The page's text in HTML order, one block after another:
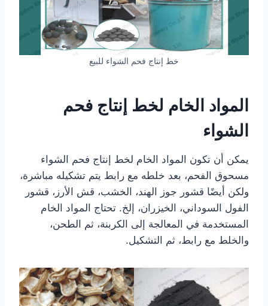
خط إنتاج فحم الشواء للبيع
المواد الخام لخط إنتاج فحم
الشواء
يمكن أن تكون المواد الخام لخط إنتاج فحم الشواء
مسحوق الفحم، بعد خلطه مع رابط يتم تشكيله مباشرة،
ولكن أيضًا قشور جوز الهند، الخشب، قش الأرز، قشور
الفول السوداني، الخيزران، إلخ. تحتاج المواد الخام
المستخدمة في المعالجة إلى الكربنة، ثم الطحن،
والخلط مع رابط، ثم التشكيل.